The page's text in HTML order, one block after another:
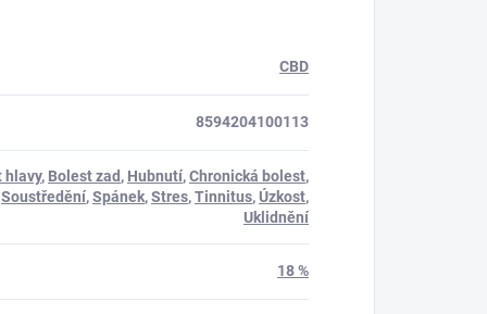
CBD
8594204100113
hlavy, Bolest zad, Hubnutí,Chronická bolest,
Soustředění,Spánek,Stres,Tinnitus,Úzkost,
Uklidnění
18 %